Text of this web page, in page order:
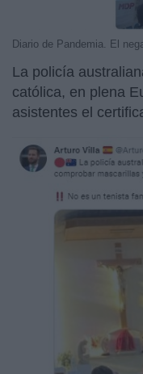
Diario de Pandemia. El
La policía
católica, en plena
asistentes el